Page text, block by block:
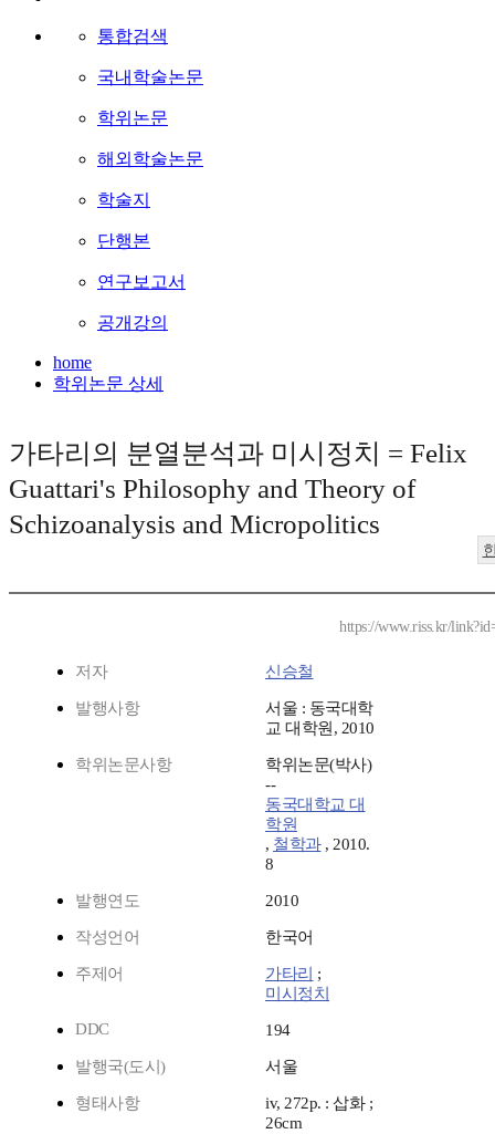
통합검색
국내학술논문
학위논문
해외학술논문
학술지
단행본
연구보고서
공개강의
home
학위논문 상세
가타리의 분열분석과 미시정치 = Felix
Guattari's Philosophy and Theory of
Schizoanalysis and Micropolitics
https://www.riss.kr/
저자 신승철
발행사항
서울 : 동국대학
교 대학원, 2010
학위논문사항
학위논문(박사)
--
동국대학교 대
학원
, 철학과, 2010.
8
발행연도 2010
작성언어 한국어
주제어 가타리 ;
미시정치
DDC
194
발행국(도시) 서울
형태사항
iv, 272p. : 삽화 ;
26cm